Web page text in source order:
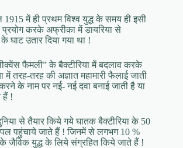
1915 में ही प्रथम विश्व युद्ध के समय ही इसी
करके अफ्रीका में डायरिया से
घाट उतार दिया गया था !
फैमली” के बैक्टीरिया में बदलाव करके
तरह-तरह की अज्ञात महामारी फैलाई जाती
के नाम पर नई- नई दवा बनाई जाती है या
हैं !
से तैयार किये गये घातक बैक्टीरिया के 50
पहुंचाये जाते हैं ! जिनमें से लगभग 10 %
के जैविक युद्ध के लिये संग्रहित किये जाते हैं !